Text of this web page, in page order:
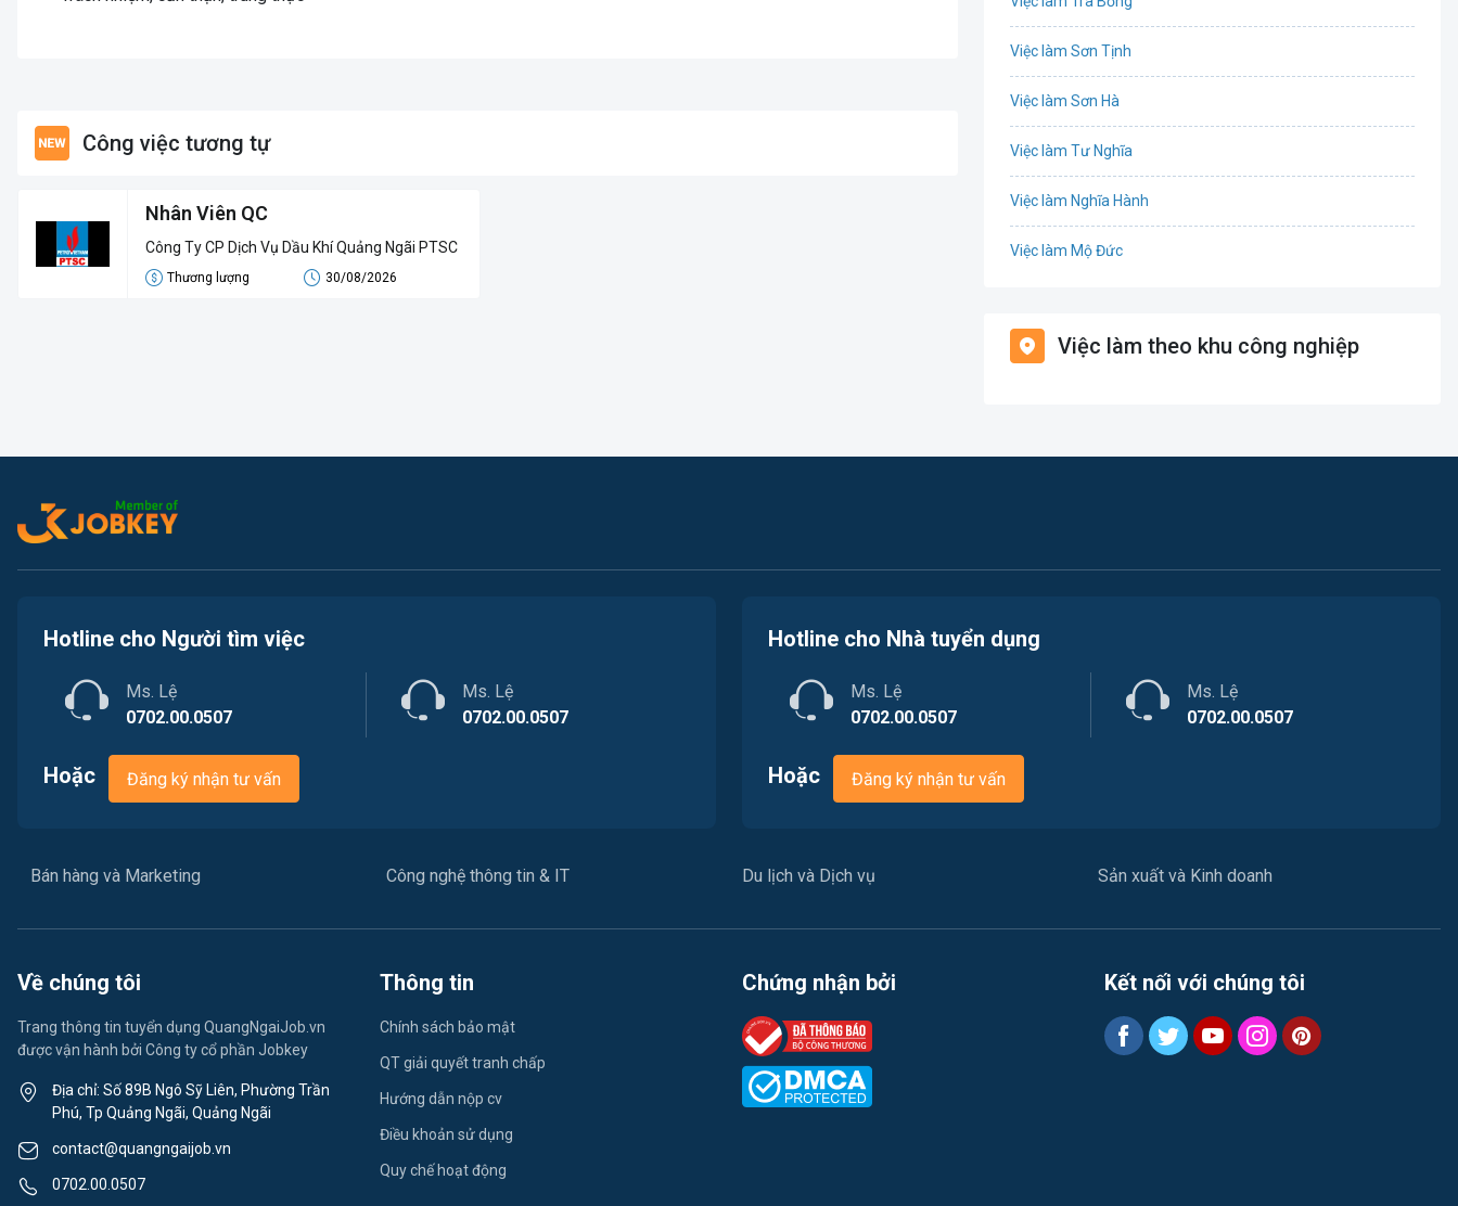
Công việc tương tự
Nhân Viên QC
Công Ty CP Dịch Vụ Dầu Khí Quảng Ngãi PTSC
Thương lượng 30/08/2026
Hàng hải / Hàng không
Truyền Hình / Quảng Cáo Marketing
Việc làm Sơn Tịnh
Việc làm Sơn Hà
Việc làm Tư Nghĩa
Việc làm Nghĩa Hành
Việc làm Mộ Đức
Việc làm Ba Tơ
Việc làm theo khu công nghiệp
Hotline cho Người tìm việc
Ms. Lệ
0702.00.0507
Ms. Lệ
0702.00.0507
Hoặc Đăng ký nhận tư vấn
Hotline cho Nhà tuyển dụng
Ms. Lệ
0702.00.0507
Ms. Lệ
0702.00.0507
Hoặc Đăng ký nhận tư vấn
Bán hàng và Marketing Công nghệ thông tin & IT Du lịch và Dịch vụ Sản xuất và Kinh doanh
Về chúng tôi
Trang thông tin tuyển dụng QuangNgaiJob.vn
được vận hành bởi Công ty cổ phần Jobkey
Địa chỉ: Số 89B Ngô Sỹ Liên, Phường Trần
Phú, Tp Quảng Ngãi, Quảng Ngãi
contact@quangngaijob.vn
0702.00.0507
Thông tin
Chính sách bảo mật
QT giải quyết tranh chấp
Hướng dẫn nộp cv
Điều khoản sử dụng
Quy chế hoạt động
Chứng nhận bởi Kết nối với chúng tôi